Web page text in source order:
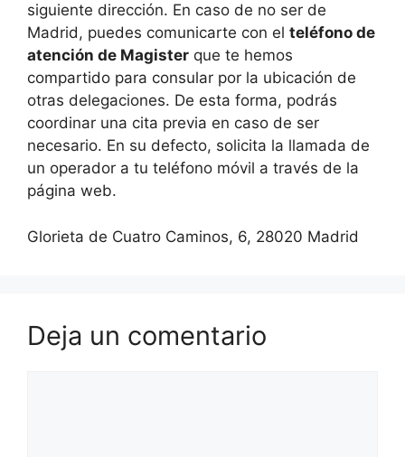
siguiente dirección. En caso de no ser de
Madrid, puedes comunicarte con el teléfono de
atención de Magister que te hemos
compartido para consular por la ubicación de
otras delegaciones. De esta forma, podrás
coordinar una cita previa en caso de ser
necesario. En su defecto, solicita la llamada de
un operador a tu teléfono móvil a través de la
página web.
Glorieta de Cuatro Caminos, 6, 28020 Madrid
Deja un comentario